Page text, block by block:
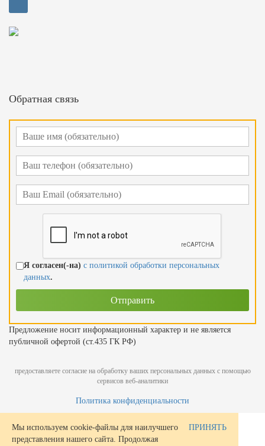
Обратная связь
Я согласен(-на) с политикой обработки персональных
данных.
Предложение носит информационный характер и не является
публичной офертой (ст.435 ГК РФ)
предоставляете согласие на обработку ваших персональных данных с помощью
сервисов веб-аналитики
Политика конфиденциальности
Мы используем cookie-файлы для наилучшего
представления нашего сайта. Продолжая
ПРИНЯТЬ